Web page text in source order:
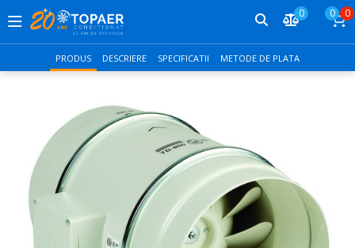
0 0 0
PRODUS DESCRIERE SPECIFICATII METODE DE PLATA